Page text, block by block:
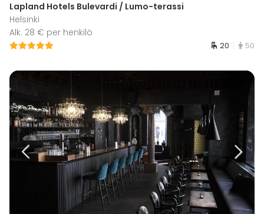
Lapland Hotels Bulevardi / Lumo-terassi
Helsinki
Alk. 28 € per henkilö
20 50